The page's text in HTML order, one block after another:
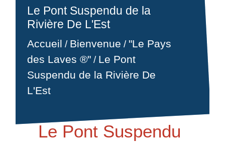
Le Pont Suspendu de la
Rivière De L'Est
Accueil / Bienvenue / "Le Pays
des Laves ®"/ Le Pont
Suspendu de la Rivière De
L'Est
Le Pont Suspendu